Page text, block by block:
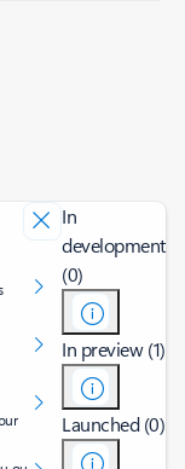
In
development
(0)
In preview (1)
Launched (0)